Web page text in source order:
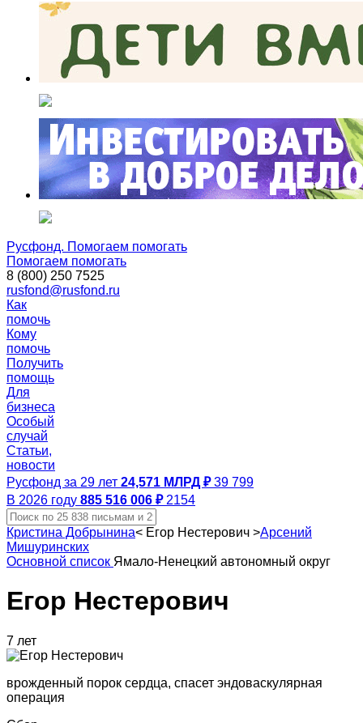
Русфонд. Помогаем помогать
Помогаем помогать
8 (800) 250 7525
rusfond@rusfond.ru
Как
помочь
Кому
помочь
Получить
помощь
Для
бизнеса
Особый
случай
Статьи,
новости
Русфонд за 29 лет 24,571 МЛРД ₽ 39 799
В 2026 году 885 516 006 ₽ 2154
Кристина Добрынина< Егор Нестерович >Арсений
Мишуринских
Основной список Ямало-Ненецкий автономный округ
Егор Нестерович
7 лет
врожденный порок сердца, спасет эндоваскулярная
операция